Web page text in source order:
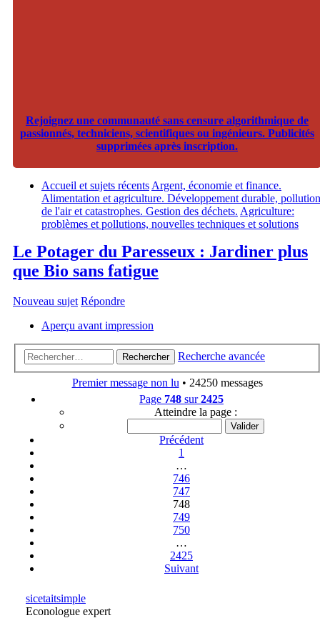
Rejoignez une communauté sans censure algorithmique de
passionnés, techniciens, scientifiques ou ingénieurs. Publicités
supprimées après inscription.
Accueil et sujets récentsArgent, économie et finance.
Alimentation et agriculture. Développement durable, pollution
de l'air et catastrophes. Gestion des déchets. Agriculture:
problèmes et pollutions, nouvelles techniques et solutions
Le Potager du Paresseux : Jardiner plus
que Bio sans fatigue
Nouveau sujet Répondre
Aperçu avant impression
Rechercher Recherche avancée
Premier message non lu • 24250 messages
Page 748 sur2425
Atteindre la page :
Précédent
1
…
746
747
748
749
750
…
2425
Suivant
sicetaitsimple
Econologue expert